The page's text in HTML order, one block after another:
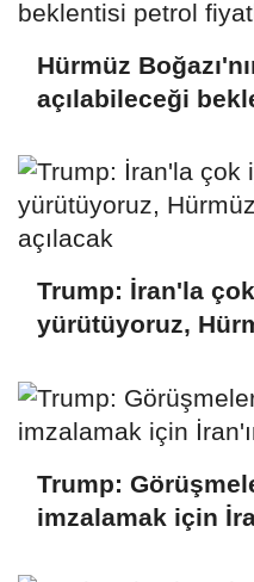
Hürmüz
açılabileceği
Trump: İran'la
yürütüyoruz,
Trump:
imzalamak için